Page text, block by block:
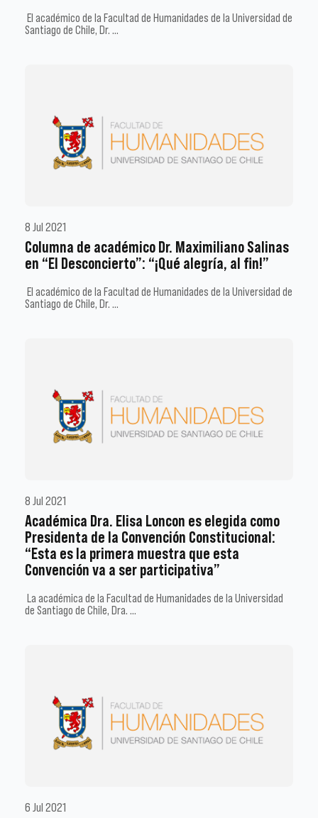
El académico de la Facultad de Humanidades de la Universidad de
Santiago de Chile, Dr. …
8 Jul 2021
Columna de académico Dr. Maximiliano Salinas
en “El Desconcierto”: “¡Qué alegría, al fin!”
El académico de la Facultad de Humanidades de la Universidad de
Santiago de Chile, Dr. …
8 Jul 2021
Académica Dra. Elisa Loncon es elegida como
Presidenta de la Convención Constitucional:
“Esta es la primera muestra que esta
Convención va a ser participativa”
La académica de la Facultad de Humanidades de la Universidad
de Santiago de Chile, Dra. …
6 Jul 2021